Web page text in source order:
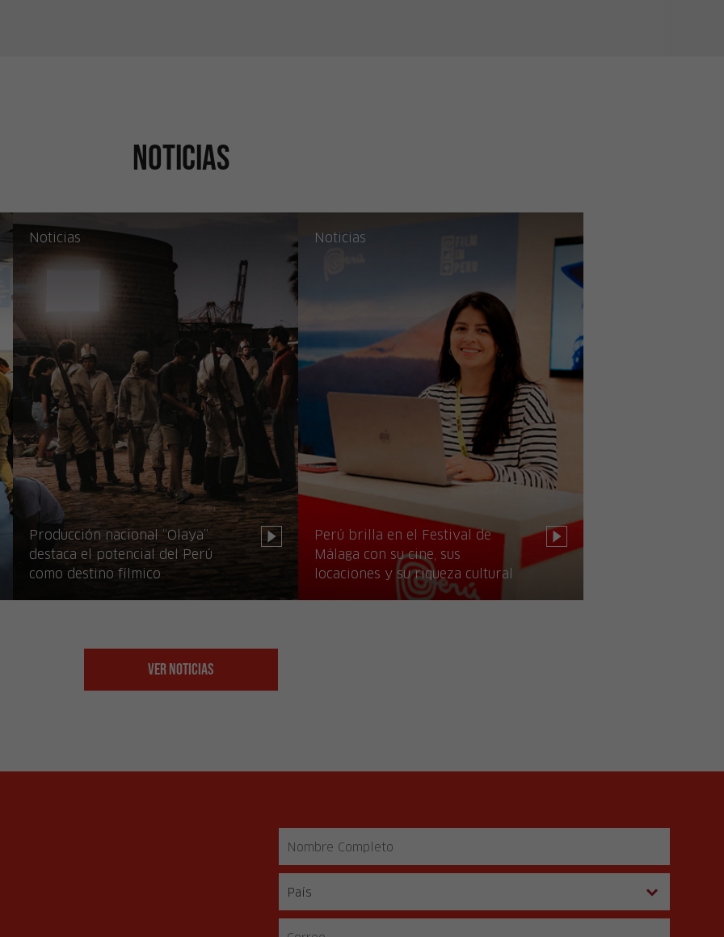
Noticias
Noticias
Producción nacional “Olaya”
destaca el potencial del Perú
como destino fílmico
Noticias
Perú brilla en el Festival de
Málaga con su cine, sus
locaciones y su riqueza cultural
Ver Noticias